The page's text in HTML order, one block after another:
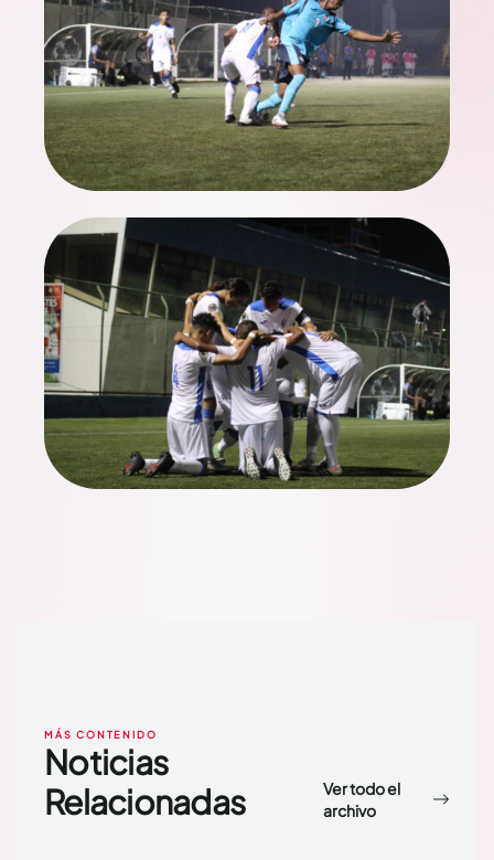
MÁS CONTENIDO
Noticias
Relacionadas
Ver todo el
archivo